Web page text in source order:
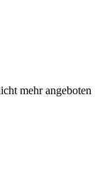
mehr angeboten